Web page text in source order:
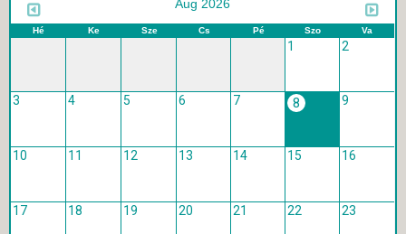
Aug 2026
Hé Ke Sze Cs Pé Szo Va
1 2
3 4 5 6 7 8 9
10 11 12 13 14 15 16
17 18 19 20 21 22 23